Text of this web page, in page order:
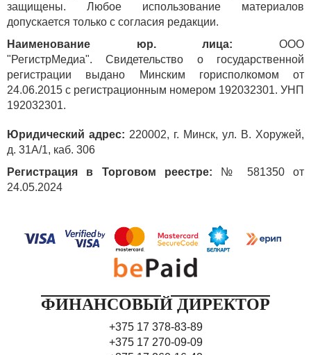
защищены. Любое использование материалов
допускается только с согласия редакции.
Наименование юр. лица: ООО
"РегистрМедиа". Свидетельство о государственной
регистрации выдано Минским горисполкомом от
24.06.2015 с регистрационным номером 192032301. УНП
192032301.
Юридический адрес: 220002, г. Минск, ул. В. Хоружей,
д. 31А/1, каб. 306
Регистрация в Торговом реестре: № 581350 от
24.05.2024
ФИНАНСОВЫЙ ДИРЕКТОР
+375 17 378-83-89
+375 17 270-09-09